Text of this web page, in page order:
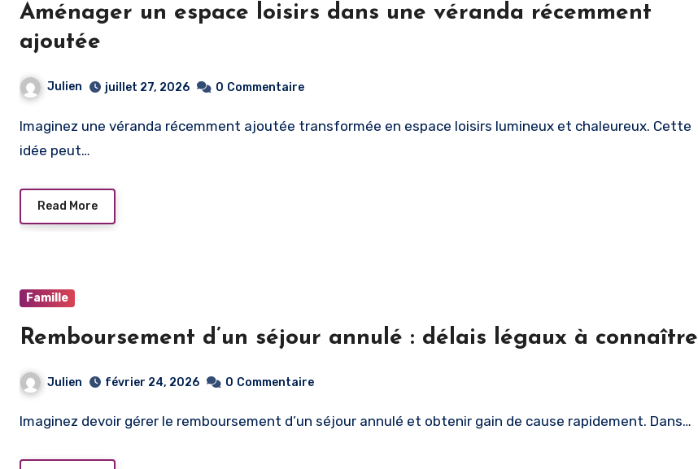
Aménager un espace loisirs dans une véranda récemment
ajoutée
Julien juillet 27, 2026 0 Commentaire
Imaginez une véranda récemment ajoutée transformée en espace loisirs lumineux et chaleureux. Cette
idée peut…
Read More
Famille
Remboursement d’un séjour annulé : délais légaux à connaître
Julien février 24, 2026 0 Commentaire
Imaginez devoir gérer le remboursement d’un séjour annulé et obtenir gain de cause rapidement. Dans…